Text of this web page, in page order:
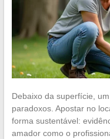
Debaixo da superfície,
paradoxos. Apostar no
forma sustentável:
amador como o